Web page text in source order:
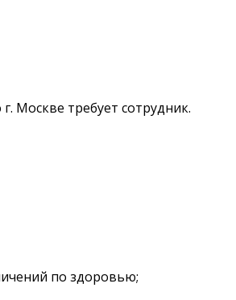
Москве требует сотрудник.
по здоровью;